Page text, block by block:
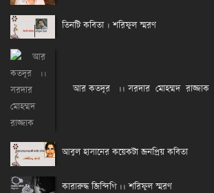
তিনটি কবিতা । শরিফুল স্মরণ
আর কতদূর ।। সরদার মোহম্মদ রাজ্জাক
আবুল হাসানের কয়েকটা জনপ্রিয় কবিতা
কারারুদ্ধ জিন্দিগি ।। শরিফুল স্মরণ